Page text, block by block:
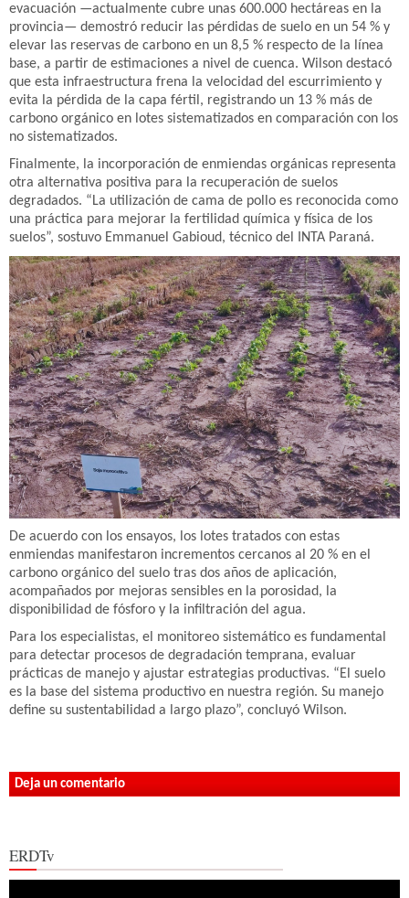
evacuación —actualmente cubre unas 600.000 hectáreas en la
provincia— demostró reducir las pérdidas de suelo en un 54 % y
elevar las reservas de carbono en un 8,5 % respecto de la línea
base, a partir de estimaciones a nivel de cuenca. Wilson destacó
que esta infraestructura frena la velocidad del escurrimiento y
evita la pérdida de la capa fértil, registrando un 13 % más de
carbono orgánico en lotes sistematizados en comparación con los
no sistematizados.
Finalmente, la incorporación de enmiendas orgánicas representa
otra alternativa positiva para la recuperación de suelos
degradados. “La utilización de cama de pollo es reconocida como
una práctica para mejorar la fertilidad química y física de los
suelos”, sostuvo Emmanuel Gabioud, técnico del INTA Paraná.
De acuerdo con los ensayos, los lotes tratados con estas
enmiendas manifestaron incrementos cercanos al 20 % en el
carbono orgánico del suelo tras dos años de aplicación,
acompañados por mejoras sensibles en la porosidad, la
disponibilidad de fósforo y la infiltración del agua.
Para los especialistas, el monitoreo sistemático es fundamental
para detectar procesos de degradación temprana, evaluar
prácticas de manejo y ajustar estrategias productivas. “El suelo
es la base del sistema productivo en nuestra región. Su manejo
define su sustentabilidad a largo plazo”, concluyó Wilson.
Deja un comentario
ERDTv